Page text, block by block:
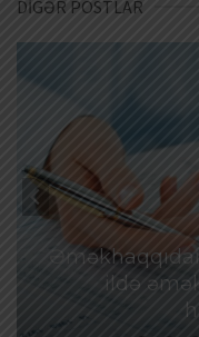
DİGƏR POSTLAR
ildə